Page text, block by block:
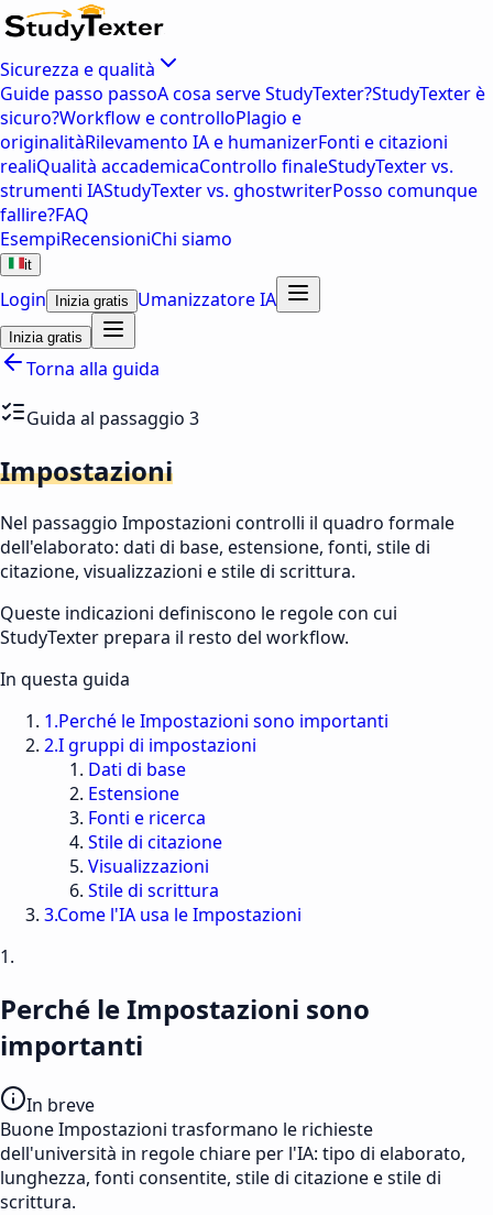
Sicurezza e qualità
Guide passo passoA cosa serve StudyTexter?StudyTexter è
sicuro?Workflow e controlloPlagio e
originalitàRilevamento IA e humanizerFonti e citazioni
realiQualità accademicaControllo finaleStudyTexter vs.
strumenti IAStudyTexter vs. ghostwriterPosso comunque
fallire?FAQ
EsempiRecensioniChi siamo
it
Login Inizia gratis Umanizzatore IA
Inizia gratis
Torna alla guida
Guida al passaggio 3
Impostazioni
Nel passaggio Impostazioni controlli il quadro formale
dell'elaborato: dati di base, estensione, fonti, stile di
citazione, visualizzazioni e stile di scrittura.
Queste indicazioni definiscono le regole con cui
StudyTexter prepara il resto del workflow.
In questa guida
1.Perché le Impostazioni sono importanti
2.I gruppi di impostazioni
Dati di base
Estensione
Fonti e ricerca
Stile di citazione
Visualizzazioni
Stile di scrittura
3.Come l'IA usa le Impostazioni
1.
Perché le Impostazioni sono
importanti
In breve
Buone Impostazioni trasformano le richieste
dell'università in regole chiare per l'IA: tipo di elaborato,
lunghezza, fonti consentite, stile di citazione e stile di
scrittura.